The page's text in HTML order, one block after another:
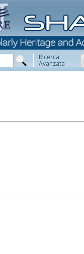
Ricerca
Avanzata